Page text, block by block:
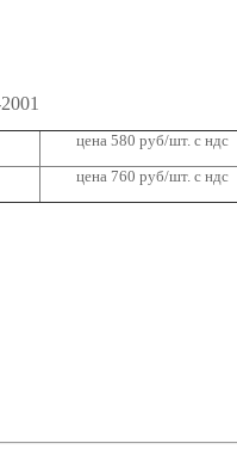
цена 580 руб/шт. с ндс
цена 760 руб/шт. с ндс